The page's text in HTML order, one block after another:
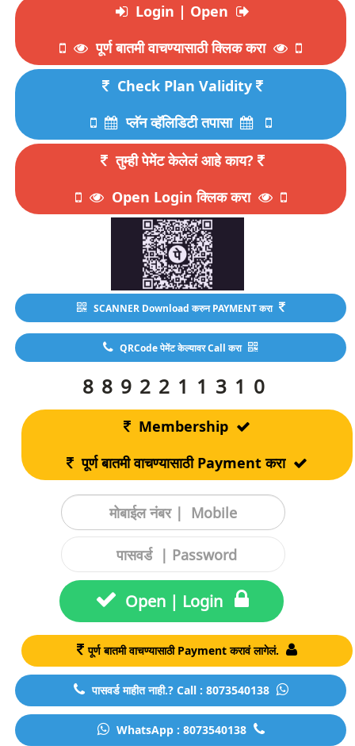
Login | Open
पूर्ण बातमी वाचण्यासाठी क्लिक करा
Check Plan Validity
प्लॅन व्हॅलिडिटी तपासा
तुम्ही पेमेंट केलेलं आहे काय?
Open Login क्लिक करा
SCANNER Download करुन PAYMENT करा
QRCode पेमेंट केल्यावर Call करा
8892211310
Membership
पूर्ण बातमी वाचण्यासाठी Payment करा
Open | Login
पूर्ण बातमी वाचण्यासाठी Payment करावं लागेलं.
पासवर्ड माहीत नाही.? Call : 8073540138
WhatsApp : 8073540138